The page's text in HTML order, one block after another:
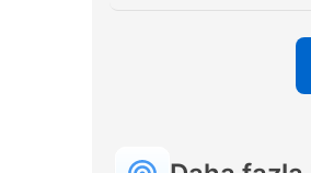
På vei til
hans
nese,